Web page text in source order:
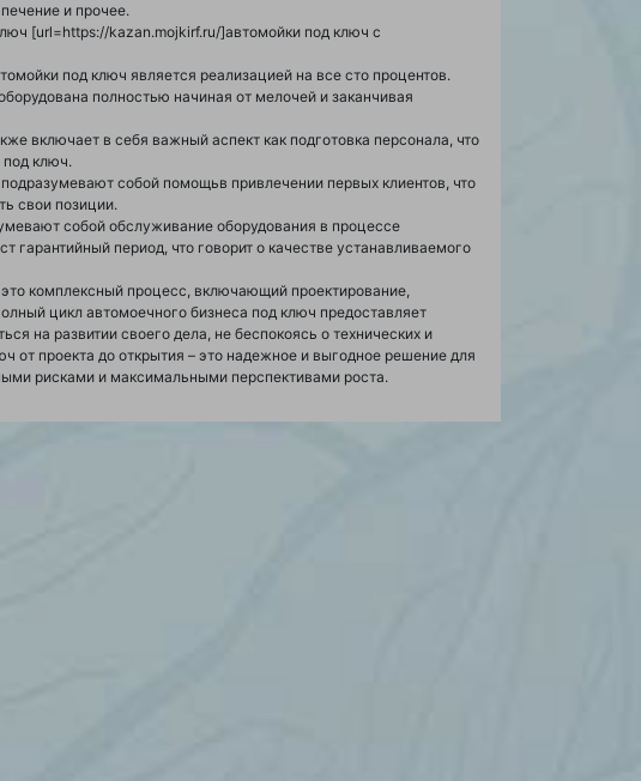
и прочее.
[url=https://kazan.mojkirf.ru/]автомойки под ключ с
под ключ является реализацией на все сто процентов.
полностью начиная от мелочей и заканчивая
включает в себя важный аспект как подготовка персонала, что
под ключ.
собой помощьв привлечении первых клиентов, что
свои позиции.
собой обслуживание оборудования в процессе
гарантийный период, что говорит о качестве устанавливаемого
комплексный процесс, включающий проектирование,
цикл автомоечного бизнеса под ключ предоставляет
на развитии своего дела, не беспокоясь о технических и
от проекта до открытия – это надежное и выгодное решение для
рисками и максимальными перспективами роста.